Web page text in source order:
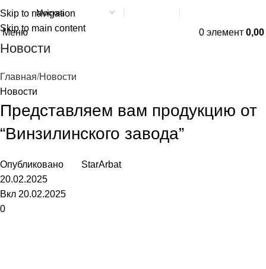
Skip to navigation
Skip to main content
Меню 0 элемент 0,00
Новости
Главная Новости
Новости
Представляем вам продукцию от
“Винзилинского завода”
Опубликовано
StarArbat
20.02.2025
Вкл 20.02.2025
0